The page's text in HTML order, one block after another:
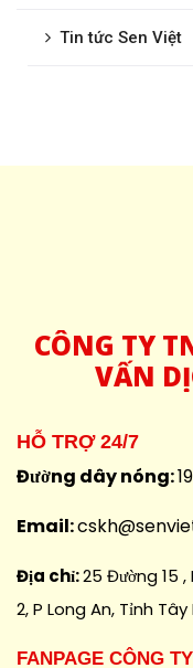
Tin tức Sen Việt
CÔNG TY
VẤN
HỖ TRỢ 24/7
Đường dây nóng:
Email:
Địa chỉ:25 Đường 15 ,
2, P Long An, Tỉnh Tây
FANPAGE CÔNG